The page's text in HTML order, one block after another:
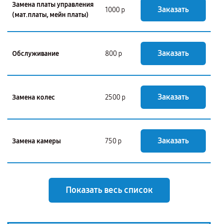
Замена платы управления
(мат.платы, мейн платы)
1000 р Заказать
Обслуживание 800 р Заказать
Замена колес 2500 р Заказать
Замена камеры 750 р Заказать
Показать весь список